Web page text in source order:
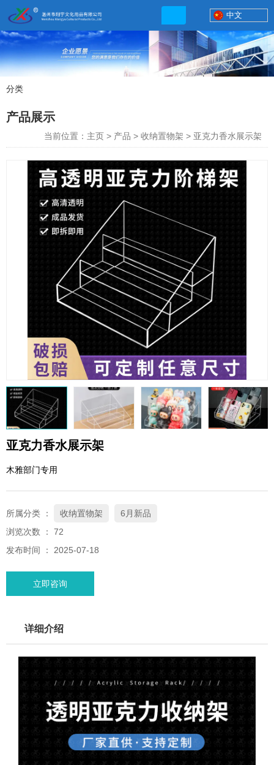
联系电话
13506777830
网店地址:
http://xybp.tmall.com http://wzxybp.1688.com
中文
分类
产品展示
当前位置：主页 > 产品 > 收纳置物架 > 亚克力香水展示架
亚克力香水展示架
木雅部门专用
所属分类 ： 收纳置物架
6月新品
浏览次数 ： 72
发布时间 ： 2025-07-18
立即咨询
详细介绍